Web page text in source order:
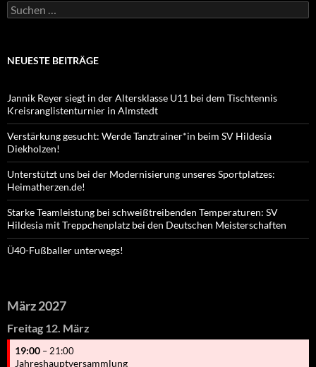
Suchen
nach:
NEUESTE BEITRÄGE
Jannik Reyer siegt in der Altersklasse U11 bei dem Tischtennis
Kreisranglistenturnier in Almstedt
Verstärkung gesucht: Werde Tanztrainer*in beim SV Hildesia
Diekholzen!
Unterstützt uns bei der Modernisierung unseres Sportplatzes:
Heimatherzen.de!
Starke Teamleistung bei schweißtreibenden Temperaturen: SV
Hildesia mit Treppchenplatz bei den Deutschen Meisterschaften
Ü40-Fußballer unterwegs!
März 2027
Freitag 12. März
19:00 – 21:00
Jahreshauptversammlung